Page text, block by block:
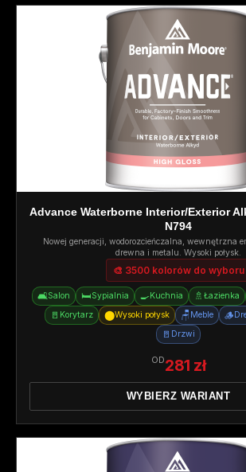
Advance Waterborne Interior/Exterior
N794
Nowej generacji, wodorozcieńczalna, wewnętrzna
drewna i metalu. Wysoki połysk.
🎨 3500 kolorów do wyboru
🛋️Salon 🛏️Sypialnia 🍳Kuchnia 🚿 Łazienka
🚪 Korytarz ⬤Wysoki połysk 🪑 Meble 🪵
🚪 Drzwi
OD281 zł
WYBIERZ WARIANT